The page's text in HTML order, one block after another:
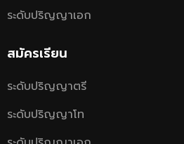
ระดับปริญญาเอก
สมัครเรียน
ระดับปริญญาตรี
ระดับปริญญาโท